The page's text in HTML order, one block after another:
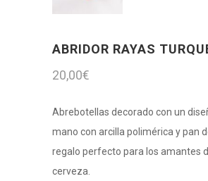
ABRIDOR RAYAS
20,00€
Abrebotellas decorado con un
mano con arcilla polimérica y pan
regalo perfecto para los amantes
cerveza.